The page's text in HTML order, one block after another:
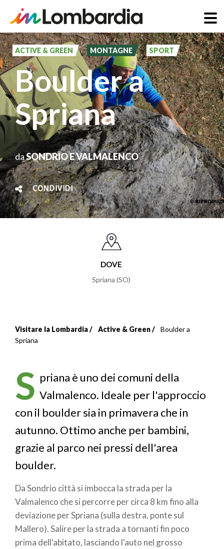
Salta
al
contenuto
principale
ACTIVE & GREEN MONTAGNE SPORT
Boulder a
Spriana
daSONDRIO E VALMALENCO
CONDIVIDI
DOVE
Spriana (SO)
Briciole
pane
Visitare la Lombardia Active & Green
Boulder a
Spriana
S priana è uno dei comuni della
Valmalenco. Ideale per l'approccio
con il boulder sia in primavera che in
autunno. Ottimo anche per bambini,
grazie al parco nei pressi dell'area
boulder.
Da Sondrio città si imbocca la strada per la
Valmalenco che si percorre per circa 8 km fino alla
deviazione per Spriana (sulla destra, ponte sul
Mallero). Salire per la strada a tornanti fin poco
prima dell'abitato, lasciando l'auto nel grosso